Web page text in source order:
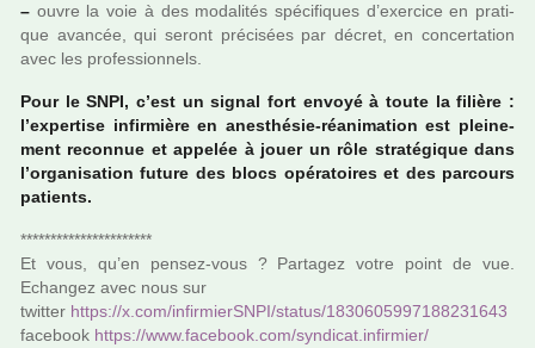
– ouvre la voie à des moda­li­tés spé­ci­fi­ques d’exer­cice en pra­ti­
que avan­cée, qui seront pré­ci­sées par décret, en concer­ta­tion
avec les pro­fes­sion­nels.
Pour le SNPI, c’est un signal fort envoyé à toute la filière :
l’exper­tise infir­mière en anes­thé­sie-réa­ni­ma­tion est plei­ne­
ment reconnue et appe­lée à jouer un rôle stra­té­gi­que dans
l’orga­ni­sa­tion future des blocs opé­ra­toi­res et des par­cours
patients.
**********************
Et vous, qu’en pensez-vous ? Partagez votre point de vue.
Echangez avec nous sur
twit­ter https://x.com/infir­mierSNPI/status/1830605997188231643
face­book https://www.face­book.com/syn­di­cat.infir­mier/